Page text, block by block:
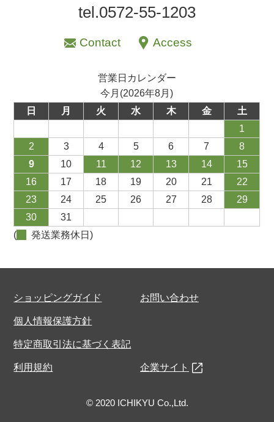
tel.0572-55-1203
Contact Access
営業日カレンダー
今月(2026年8月)
日
月 火 水 木 金
土
1
2
3 4 5 6 7
8
9
10 11 12 13 14
15
16
17 18 19 20 21
22
23
24 25 26 27 28
29
30
31
(
発送業務休日)
ショッピングガイド お問い合わせ
個人情報保護方針
特定商取引法に基づく表記
利用規約 企業サイト
© 2020 ICHIKYU Co.,Ltd.